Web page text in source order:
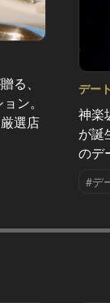
る、
ン。
選店
デー
神楽
が誕
のデ
#デ